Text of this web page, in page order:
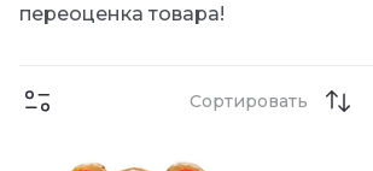
переоценка товара!
Сортировать